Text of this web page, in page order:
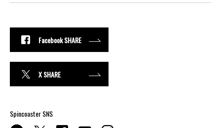
Facebook SHARE
X SHARE
Spincoaster SNS